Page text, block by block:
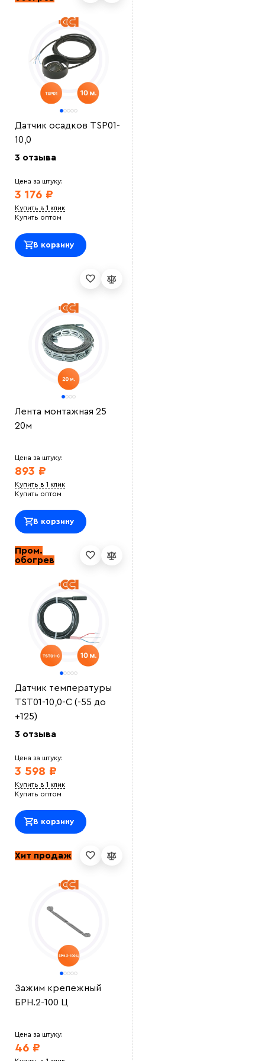
Датчик осадков TSP01-
10,0
3 отзыва
Цена за штуку:
3 176 ₽
Купить в 1 клик
Купить оптом
В корзину
Лента монтажная 25
20м
Цена за штуку:
893 ₽
Купить в 1 клик
Купить оптом
В корзину
Пром.
обогрев
Датчик температуры
TST01-10,0-С (-55 до
+125)
3 отзыва
Цена за штуку:
3 598 ₽
Купить в 1 клик
Купить оптом
В корзину
Хит продаж
Зажим крепежный
БРН.2-100 Ц
Цена за штуку:
46 ₽